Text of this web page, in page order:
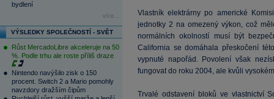
bydlení
více...
VÝSLEDKY SPOLEČNOSTÍ - SVĚT
Růst MercadoLibre akceleruje na 50
%. Podle trhu ale roste příliš draze
Nintendo navýšilo zisk o 150
procent. Switch 2 a Mario pomohly
navzdory dražším čipům
Vlastník elektrárny po americké
jednotky 2 na omezený výkon, což
normálních okolností musí být
California se domáhala přeskočení
vypnuté napořád. Povolení však
fungovat do roku 2004, ale kvůli
Trvalé odstavení bloků ve vlastnictví